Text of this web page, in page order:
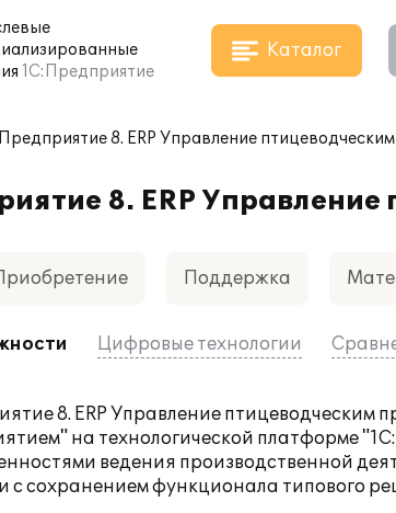
1С:Предприятие
Каталог
8. ERP Управление
8. ERP
Поддержка
Цифровые технологии
8. ERP Управление птицеводческим
на технологической платформе
ведения производственной
с сохранением функционала типового